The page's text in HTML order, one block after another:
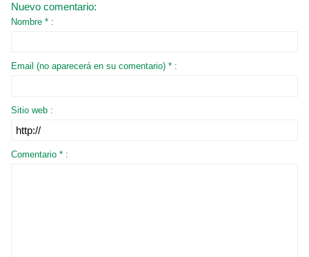
Nuevo comentario:
Nombre * :
Email (no aparecerá en su comentario) * :
Sitio web :
Comentario * :